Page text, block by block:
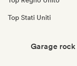
Top Stati Uniti
Garage